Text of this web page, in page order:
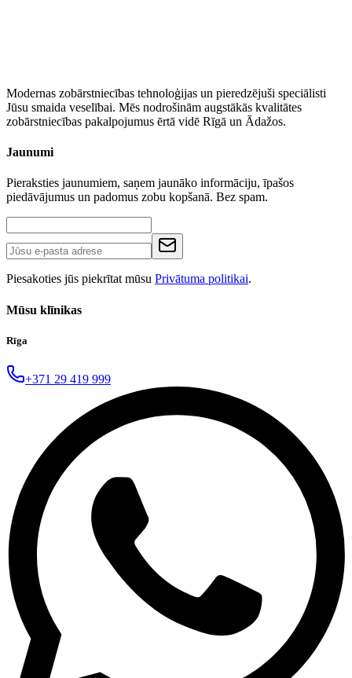
Modernas zobārstniecības tehnoloģijas un pieredzējuši speciālisti
Jūsu smaida veselībai. Mēs nodrošinām augstākās kvalitātes
zobārstniecības pakalpojumus ērtā vidē Rīgā un Ādažos.
Jaunumi
Pieraksties jaunumiem, saņem jaunāko informāciju, īpašos
piedāvājumus un padomus zobu kopšanā. Bez spam.
Piesakoties jūs piekrītat mūsu Privātuma politikai.
Mūsu klīnikas
Rīga
+371 29 419 999